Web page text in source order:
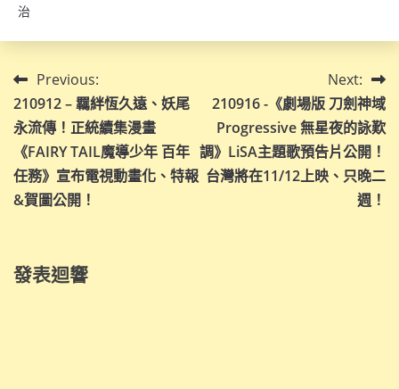
治
文
章
導
覽
Previous:
210912 – 羈絆恆久遠、妖尾
永流傳！正統續集漫畫
《FAIRY TAIL魔導少年 百年
任務》宣布電視動畫化、特報
&賀圖公開！
Next:
210916 -《劇場版 刀劍神域
Progressive 無星夜的詠歎
調》LiSA主題歌預告片公開！
台灣將在11/12上映、只晚二
週！
發表迴響